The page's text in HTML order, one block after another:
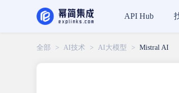
API Hub
全部 > AI技术 > AI大模型 > Mistral AI